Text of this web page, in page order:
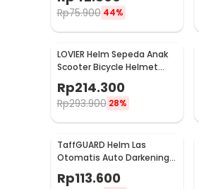
Rp75.900 44%
LOVIER Helm Sepeda Anak
Scooter Bicycle Helmet
Outdoor Sports - K50
Rp214.300
Rp293.900 28%
TaffGUARD Helm Las
Otomatis Auto Darkening
Welding Helmet - HW12
Rp113.600